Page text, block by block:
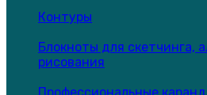
Контуры
Блокноты для скетчинга,
рисования